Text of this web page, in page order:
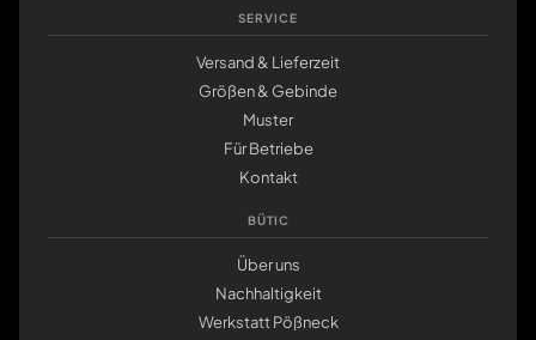
SERVICE
Versand & Lieferzeit
Größen & Gebinde
Muster
Für Betriebe
Kontakt
BÜTIC
Über uns
Nachhaltigkeit
Werkstatt Pößneck